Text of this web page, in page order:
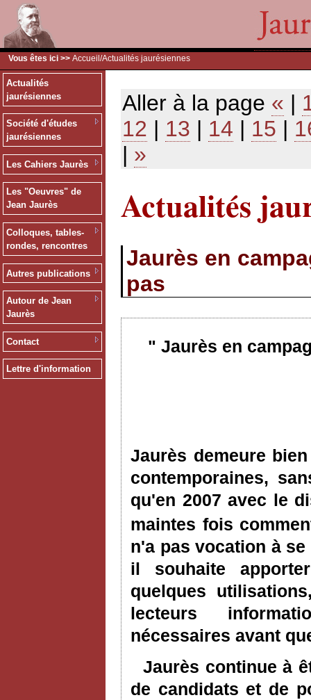
Vous êtes ici >> Accueil /Actualités jaurésiennes
Actualités
jaurésiennes
Société d'études
jaurésiennes
Les Cahiers Jaurès
Les "Oeuvres" de
Jean Jaurès
Colloques, tables-
rondes, rencontres
Autres publications
Autour de Jean
Jaurès
Contact
Lettre d'information
Aller à la page « |
12 | 13 | 14 | 15 |
| »
Actualités
Jaurès en
pas
" Jaurès en
Jaurès demeure
contemporaines,
qu'en 2007 avec le
maintes fois
n'a pas vocation à
il souhaite
quelques
lecteurs
nécessaires avant
Jaurès continue à
de candidats et de